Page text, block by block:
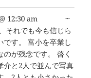
12:30 am
それでも今も信じら
です。 富小を卒業し
が残念です。 啓く
介と2人で並んで写真
...こ
メ
タ
ボ
ッ
ク